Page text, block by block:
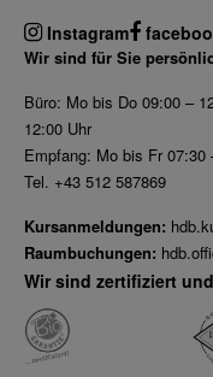
Instagram
Wir sind für Sie
Büro: Mo bis Do 09:00 –
12:00 Uhr
Empfang: Mo bis Fr 07:30
Tel. +43 512 587869
Kursanmeldungen:
Raumbuchungen:
Wir sind zertifiziert